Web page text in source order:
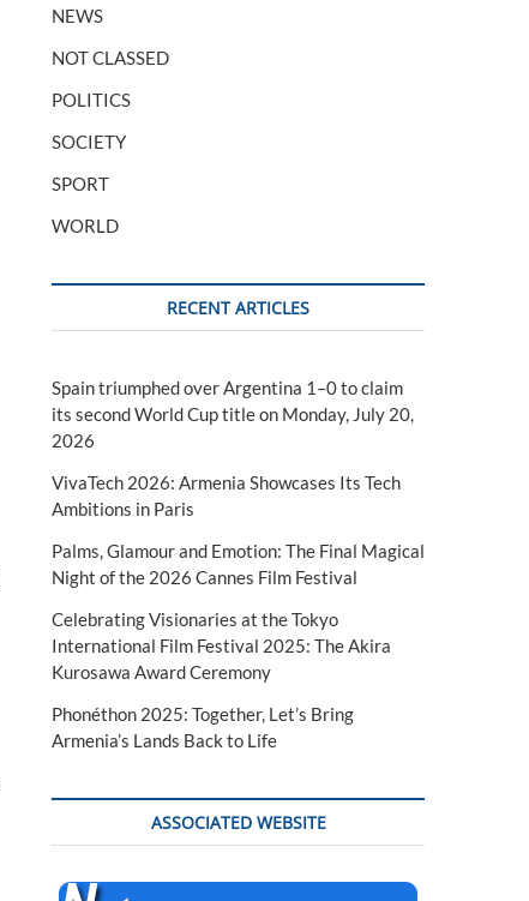
NEWS
NOT CLASSED
POLITICS
SOCIETY
SPORT
WORLD
RECENT ARTICLES
Spain triumphed over Argentina 1–0 to claim
its second World Cup title on Monday, July 20,
2026
VivaTech 2026: Armenia Showcases Its Tech
Ambitions in Paris
Palms, Glamour and Emotion: The Final Magical
Night of the 2026 Cannes Film Festival
Celebrating Visionaries at the Tokyo
International Film Festival 2025: The Akira
Kurosawa Award Ceremony
Phonéthon 2025: Together, Let’s Bring
Armenia’s Lands Back to Life
ASSOCIATED WEBSITE